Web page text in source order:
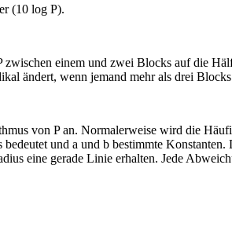
(10 log P).
einem und zwei Blocks auf die
ändert, wenn jemand mehr als drei
von P an. Normalerweise wird die
und a und b bestimmte
eine gerade Linie erhalten. Jede